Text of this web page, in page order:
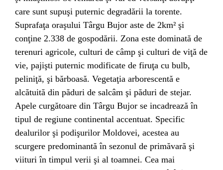
care sunt supuşi puternic degradării la torente.
Suprafaţa oraşului Târgu Bujor aste de 2km² şi
conţine 2.338 de gospodării. Zona este dominată de
terenuri agricole, culturi de câmp şi culturi de viţă de
vie, pajişti puternic modificate de firuţa cu bulb,
peliniţă, şi bărboasă. Vegetaţia arborescentă e
alcătuită din păduri de salcâm şi păduri de stejar.
Apele curgătoare din Târgu Bujor se incadrează în
tipul de regiune continental accentuat. Specific
dealurilor şi podişurilor Moldovei, acestea au
scurgere predominantă în sezonul de primăvară şi
viituri în timpul verii şi al toamnei. Cea mai